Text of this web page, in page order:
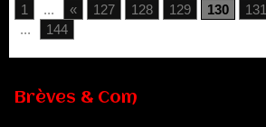
1 ... « 127 128 129 130 131
...
144
Brèves & Com